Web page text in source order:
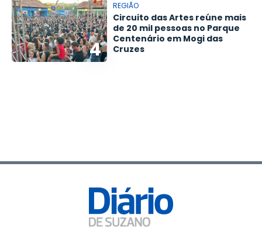
4
REGIÃO
Circuito das Artes reúne mais
de 20 mil pessoas no Parque
Centenário em Mogi das
Cruzes